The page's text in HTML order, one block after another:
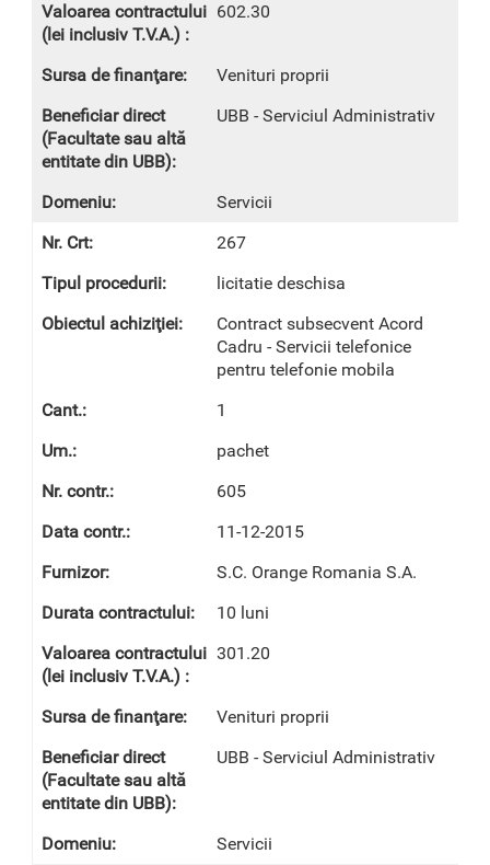
602.30
Venituri proprii
UBB - Serviciul Administrativ
Servicii
267
licitatie deschisa
Contract subsecvent Acord
Cadru - Servicii telefonice
pentru telefonie mobila
1
pachet
605
11-12-2015
S.C. Orange Romania S.A.
10 luni
301.20
Venituri proprii
UBB - Serviciul Administrativ
Servicii